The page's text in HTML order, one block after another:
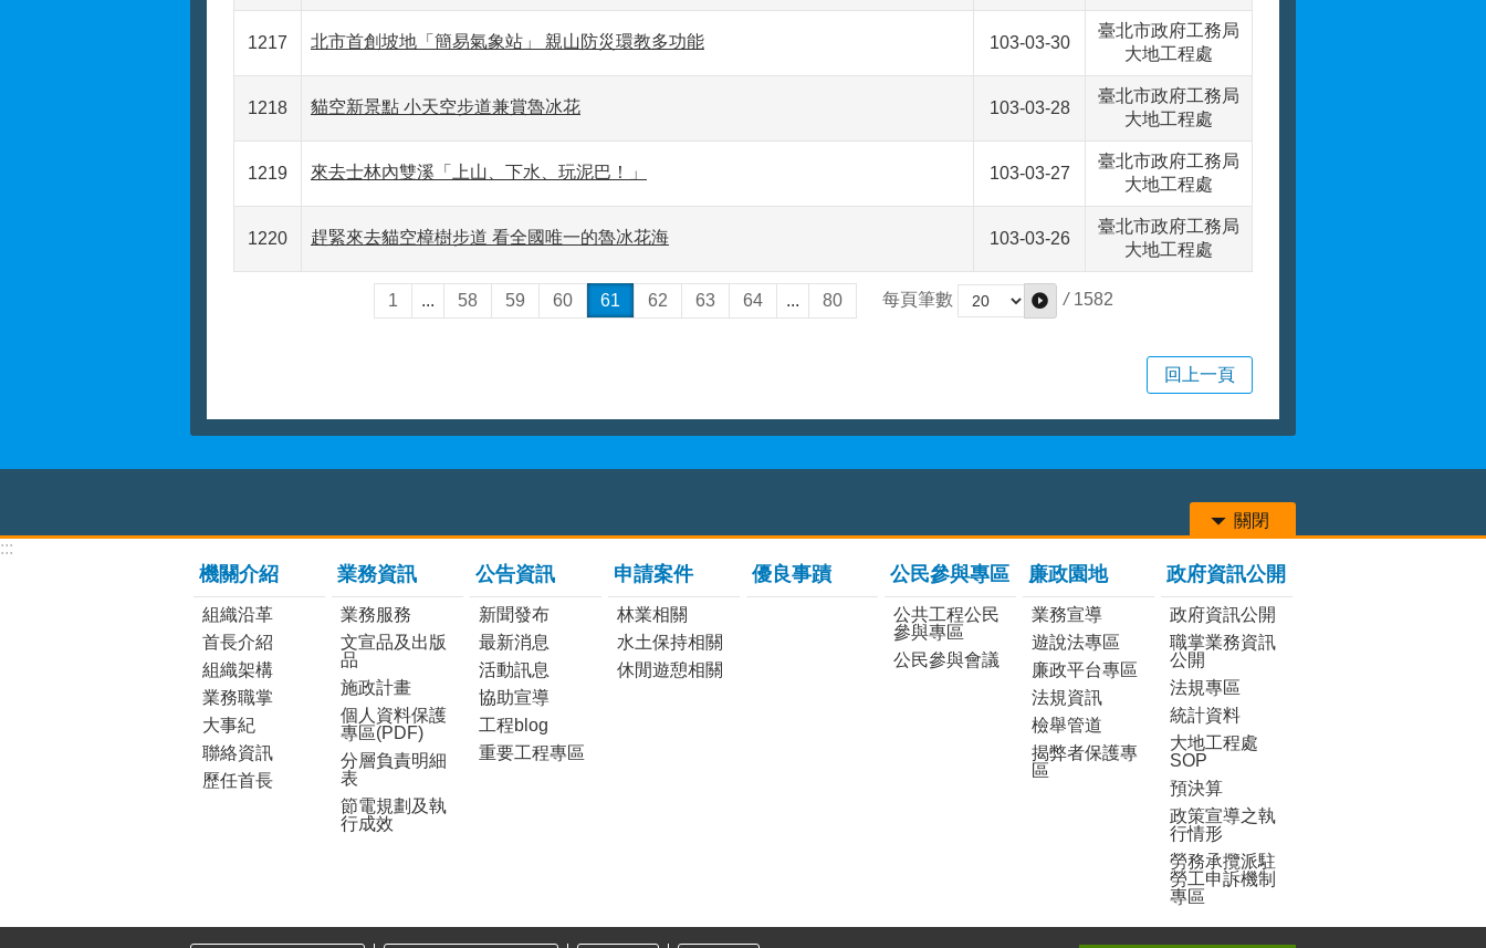
1217 北市首創坡地「簡易氣象站」 親山防災環教多功能 103-03-30
臺北市政府工務局
大地工程處
1218 貓空新景點 小天空步道兼賞魯冰花 103-03-28
臺北市政府工務局
大地工程處
1219 來去士林內雙溪「上山、下水、玩泥巴！」 103-03-27
臺北市政府工務局
大地工程處
1220 趕緊來去貓空樟樹步道 看全國唯一的魯冰花海 103-03-26
臺北市政府工務局
大地工程處
1 ... 58 59 60 61 62 63 64 ... 80 每頁筆數 / 1582
回上一頁
關閉
:::
機關介紹
組織沿革
首長介紹
組織架構
業務職掌
大事紀
聯絡資訊
歷任首長
業務資訊
業務服務
文宣品及出版
品
施政計畫
個人資料保護
專區(PDF)
分層負責明細
表
節電規劃及執
行成效
公告資訊
新聞發布
最新消息
活動訊息
協助宣導
工程blog
重要工程專區
申請案件
林業相關
水土保持相關
休閒遊憩相關
優良事蹟 公民參與專區
公共工程公民
參與專區
公民參與會議
廉政園地
業務宣導
遊說法專區
廉政平台專區
法規資訊
檢舉管道
揭弊者保護專
區
政府資訊公開
政府資訊公開
職掌業務資訊
公開
法規專區
統計資料
大地工程處
SOP
預決算
政策宣導之執
行情形
勞務承攬派駐
勞工申訴機制
專區